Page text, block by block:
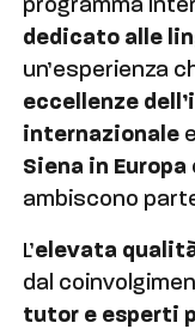
programma
dedicato alle
un’esperienza
eccellenze
internazionale
Siena in Europa
ambiscono
L’elevata
dal
tutor e esperti